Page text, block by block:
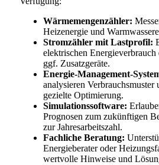
Wärmemengenzähler:
Heizenergie und
Stromzähler mit Lastprofil:
elektrischen
ggf. Zusatzgeräte.
Energie-Management-
analysieren Verbrauchsmuster
gezielte Optimierung.
Simulationssoftware:
Prognosen zum zukünftigen
zur Jahresarbeitszahl.
Fachliche Beratung:
Energieberater oder
wertvolle Hinweise und